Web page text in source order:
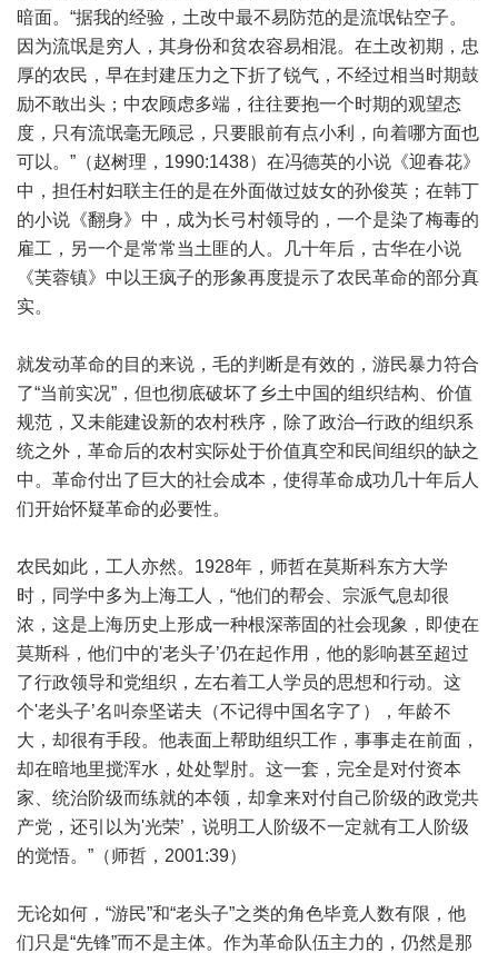
暗面。“据我的经验，土改中最不易防范的是流氓钻空子。
因为流氓是穷人，其身份和贫农容易相混。在土改初期，忠
厚的农民，早在封建压力之下折了锐气，不经过相当时期鼓
励不敢出头；中农顾虑多端，往往要抱一个时期的观望态
度，只有流氓毫无顾忌，只要眼前有点小利，向着哪方面也
可以。”（赵树理，1990:1438）在冯德英的小说《迎春花》
中，担任村妇联主任的是在外面做过妓女的孙俊英；在韩丁
的小说《翻身》中，成为长弓村领导的，一个是染了梅毒的
雇工，另一个是常常当土匪的人。几十年后，古华在小说
《芙蓉镇》中以王疯子的形象再度提示了农民革命的部分真
实。
就发动革命的目的来说，毛的判断是有效的，游民暴力符合
了“当前实况”，但也彻底破坏了乡土中国的组织结构、价值
规范，又未能建设新的农村秩序，除了政治─行政的组织系
统之外，革命后的农村实际处于价值真空和民间组织的缺之
中。革命付出了巨大的社会成本，使得革命成功几十年后人
们开始怀疑革命的必要性。
农民如此，工人亦然。1928年，师哲在莫斯科东方大学
时，同学中多为上海工人，“他们的帮会、宗派气息却很
浓，这是上海历史上形成一种根深蒂固的社会现象，即使在
莫斯科，他们中的'老头子’仍在起作用，他的影响甚至超过
了行政领导和党组织，左右着工人学员的思想和行动。这
个'老头子’名叫奈坚诺夫（不记得中国名字了），年龄不
大，却很有手段。他表面上帮助组织工作，事事走在前面，
却在暗地里搅浑水，处处掣肘。这一套，完全是对付资本
家、统治阶级而练就的本领，却拿来对付自己阶级的政党共
产党，还引以为'光荣’，说明工人阶级不一定就有工人阶级
的觉悟。”（师哲，2001:39）
无论如何，“游民”和“老头子”之类的角色毕竟人数有限，他
们只是“先锋”而不是主体。作为革命队伍主力的，仍然是那